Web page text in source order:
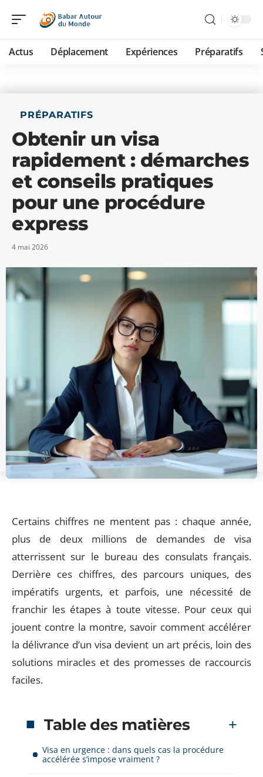
Actus Déplacement Expériences Préparatifs
PRÉPARATIFS
Obtenir un visa
rapidement : démarches
et conseils pratiques
pour une procédure
express
4 mai 2026
Certains chiffres ne mentent pas : chaque année,
plus de deux millions de demandes de visa
atterrissent sur le bureau des consulats français.
Derrière ces chiffres, des parcours uniques, des
impératifs urgents, et parfois, une nécessité de
franchir les étapes à toute vitesse. Pour ceux qui
jouent contre la montre, savoir comment accélérer
la délivrance d’un visa devient un art précis, loin des
solutions miracles et des promesses de raccourcis
faciles.
Table des matières
Visa en urgence : dans quels cas la procédure
accélérée s’impose vraiment ?